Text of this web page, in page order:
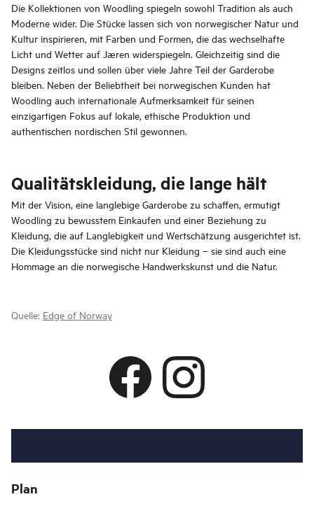
Die Kollektionen von Woodling spiegeln sowohl Tradition als auch
Moderne wider. Die Stücke lassen sich von norwegischer Natur und
Kultur inspirieren, mit Farben und Formen, die das wechselhafte
Licht und Wetter auf Jæren widerspiegeln. Gleichzeitig sind die
Designs zeitlos und sollen über viele Jahre Teil der Garderobe
bleiben. Neben der Beliebtheit bei norwegischen Kunden hat
Woodling auch internationale Aufmerksamkeit für seinen
einzigartigen Fokus auf lokale, ethische Produktion und
authentischen nordischen Stil gewonnen.
Qualitätskleidung, die lange hält
Mit der Vision, eine langlebige Garderobe zu schaffen, ermutigt
Woodling zu bewusstem Einkaufen und einer Beziehung zu
Kleidung, die auf Langlebigkeit und Wertschätzung ausgerichtet ist.
Die Kleidungsstücke sind nicht nur Kleidung – sie sind auch eine
Hommage an die norwegische Handwerkskunst und die Natur.
Quelle: Edge of Norway
Plan